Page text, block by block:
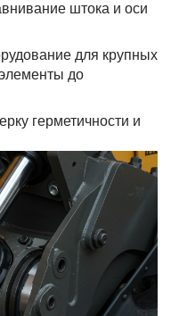
штока и оси
для крупных
до
герметичности и